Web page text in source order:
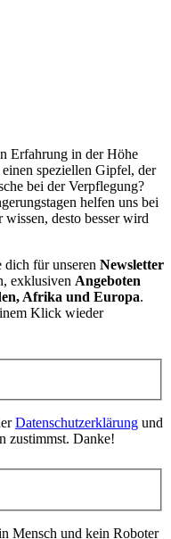
Erfahrung in der Höhe
speziellen Gipfel, der
bei der Verpflegung?
helfen uns bei
desto besser wird
dich für unseren Newsletter
exklusiven Angeboten
Afrika und Europa.
Klick wieder
Datenschutzerklärung und
zustimmst. Danke!
Mensch und kein Roboter